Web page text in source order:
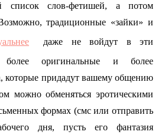
список слов-фетишей, а потом
традиционные «зайки» и
даже не войдут в эти
оригинальные и более
которые придадут вашему общению
можно обменяться эротическими
формах (смс или отправить
дня, пусть его фантазия